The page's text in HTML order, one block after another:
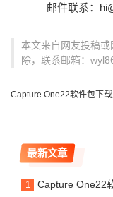
邮件联系：
本文来自网友投稿
除，联系邮箱：
Capture One22软件包下
最新文章
Capture One22